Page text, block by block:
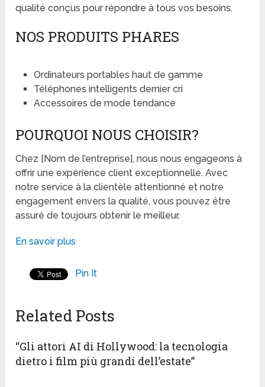
qualité conçus pour répondre à tous vos besoins.
NOS PRODUITS PHARES
Ordinateurs portables haut de gamme
Téléphones intelligents dernier cri
Accessoires de mode tendance
POURQUOI NOUS CHOISIR?
Chez [Nom de l’entreprise], nous nous engageons à
offrir une expérience client exceptionnelle. Avec
notre service à la clientèle attentionné et notre
engagement envers la qualité, vous pouvez être
assuré de toujours obtenir le meilleur.
En savoir plus
Pin It
Related Posts
“Gli attori AI di Hollywood: la tecnologia
dietro i film più grandi dell’estate”